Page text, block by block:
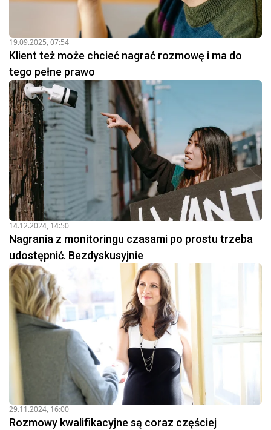
19.09.2025, 07:54
Klient też może chcieć nagrać rozmowę i ma do
tego pełne prawo
14.12.2024, 14:50
Nagrania z monitoringu czasami po prostu trzeba
udostępnić. Bezdyskusyjnie
29.11.2024, 16:00
Rozmowy kwalifikacyjne są coraz częściej